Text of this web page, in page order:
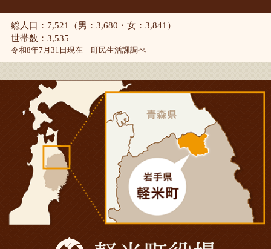
総人口：7,521（男：3,680・女：3,841）
世帯数：3,535
令和8年7月31日現在 町民生活課調べ